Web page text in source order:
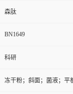
森肽
BN1649
科研
冻干粉；斜面；菌液；平